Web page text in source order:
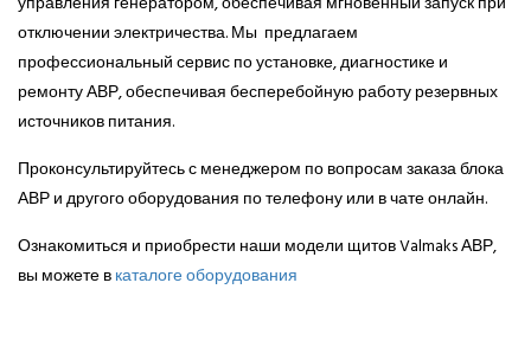
отключении электричества. Мы предлагаем
профессиональный сервис по установке, диагностике и
ремонту АВР, обеспечивая бесперебойную работу резервных
источников питания.
Проконсультируйтесь с менеджером по вопросам заказа блока
АВР и другого оборудования по телефону или в чате онлайн.
Ознакомиться и приобрести наши модели щитов Valmaks АВР,
вы можете вкаталоге оборудования